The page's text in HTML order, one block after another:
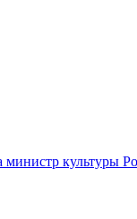
министр культуры